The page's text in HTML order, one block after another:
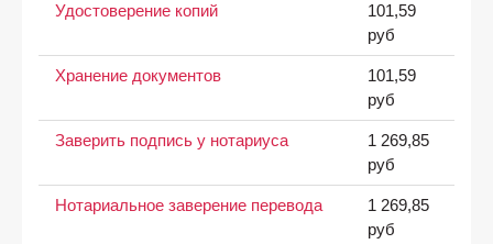
Удостоверение копий
101,59
руб
Хранение документов
101,59
руб
Заверить подпись у нотариуса
1 269,85
руб
Нотариальное заверение перевода
1 269,85
руб